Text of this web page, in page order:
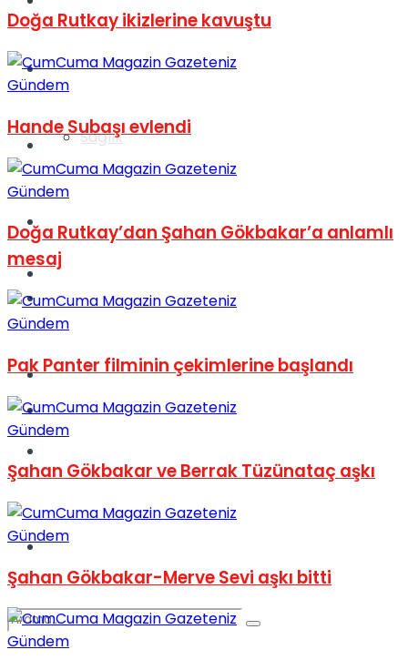
Sağlık
TV
Kadınca
Dünya
Türkiye
Müzik
Sinema
Tatil
Spor
Doğa Rutkay ikizlerine kavuştu
Gündem
Hande Subaşı evlendi
Gündem
Doğa Rutkay’dan Şahan Gökbakar’a anlamlı
mesaj
Gündem
Pak Panter filminin çekimlerine başlandı
Gündem
Şahan Gökbakar ve Berrak Tüzünataç aşkı
Gündem
Şahan Gökbakar-Merve Sevi aşkı bitti
Gündem